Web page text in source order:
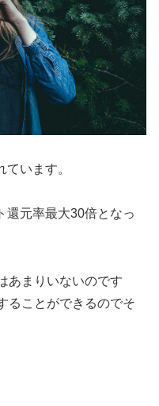
います。
還元率最大30倍となっ
あまりいないのです
ることができるのでそ